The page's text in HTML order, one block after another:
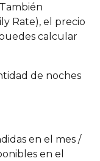
También
Rate), el precio
calcular
de noches
en el mes /
en el